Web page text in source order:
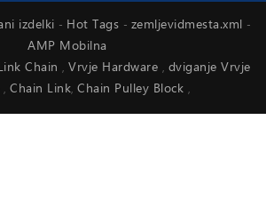
izdelki - Hot Tags - zemljevidmesta.xml -
AMP Mobilna
Chain , Vrvje Hardware , dviganje Vrvje
,Chain Link,Chain Pulley Block ,